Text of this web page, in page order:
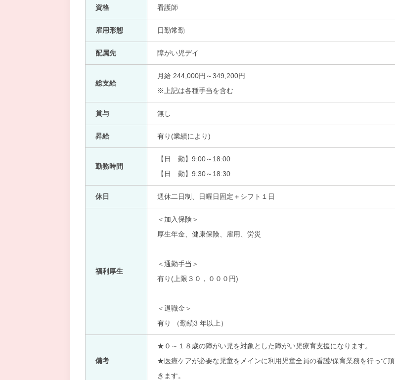
資格 看護師
雇用形態 日勤常勤
配属先 障がい児デイ
総支給
月給 244,000円～349,200円
※上記は各種手当を含む
賞与 無し
昇給 有り(業績により)
勤務時間
【日 勤】9:00～18:00
【日 勤】9:30～18:30
休日 週休二日制、日曜日固定＋シフト１日
福利厚生
＜加入保険＞
厚生年金、健康保険、雇用、労災
＜通勤手当＞
有り(上限３０，０００円)
＜退職金＞
有り （勤続3 年以上）
備考
★０～１８歳の障がい児を対象とした障がい児療育支援になります。
★医療ケアが必要な児童をメインに利用児童全員の看護/保育業務を行って頂
きます。